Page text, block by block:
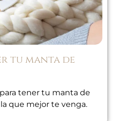
tu manta de
tener tu manta de
la que mejor te venga.